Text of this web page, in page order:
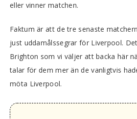
eller vinner matchen.
Faktum är att de tre senaste
just uddamålssegrar för Liverpool.
Brighton som vi väljer att backa här
talar för dem mer än de vanligtvis
möta Liverpool.